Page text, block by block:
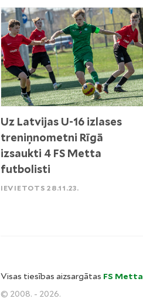
Uz Latvijas U-16 izlases
treniņnometni Rīgā
izsaukti 4 FS Metta
futbolisti
IEVIETOTS 28.11.23.
Visas tiesības aizsargātas FS Metta
© 2008. - 2026.